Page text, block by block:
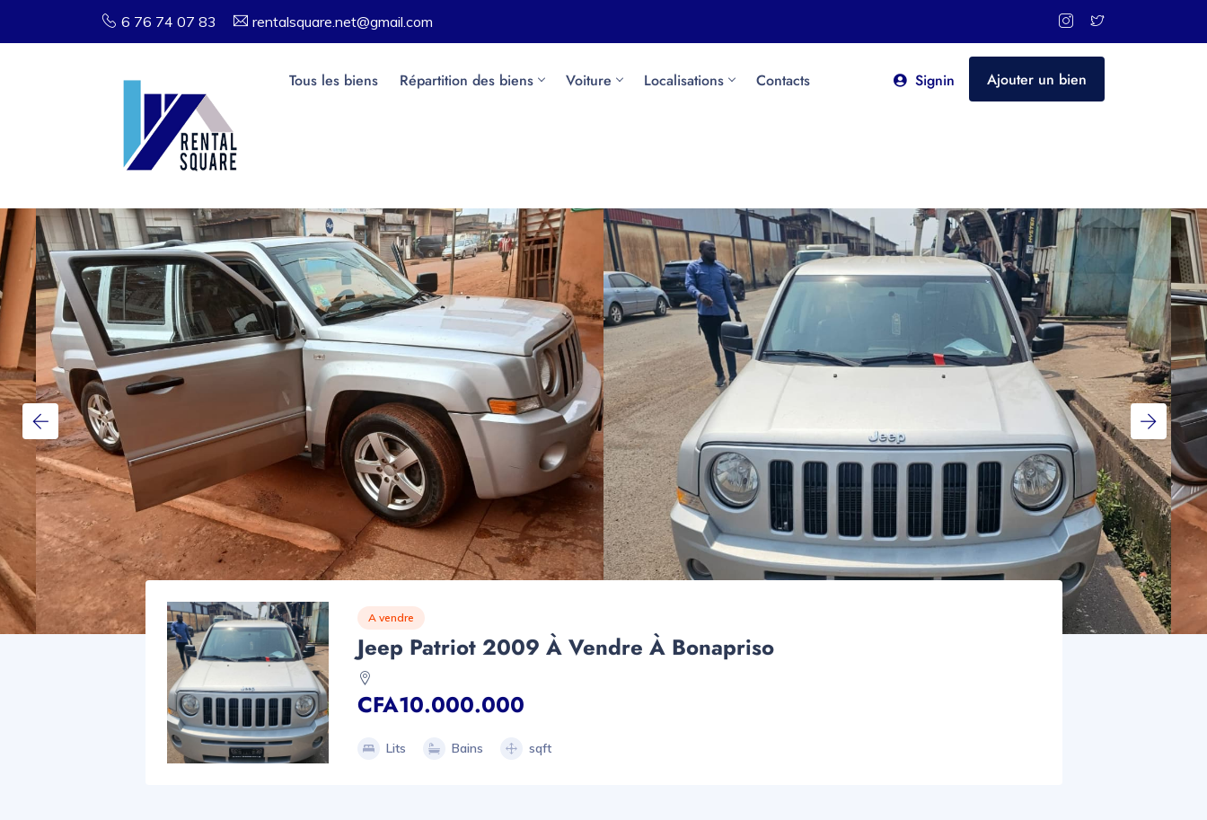
6 76 74 07 83 rentalsquare.net@gmail.com
Tous les biens Répartition des biens Voiture Localisations Contacts Signin Ajouter un bien
A vendre
Jeep Patriot 2009 À Vendre À Bonapriso
CFA10.000.000
Lits Bains sqft